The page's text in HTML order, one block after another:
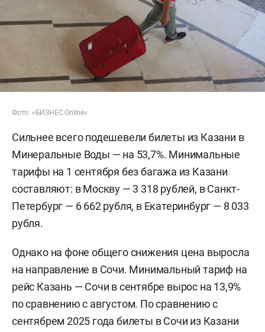
Фото: «БИЗНЕС Online»
Сильнее всего подешевели билеты из Казани в
Минеральные Воды — на 53,7%. Минимальные
тарифы на 1 сентября без багажа из Казани
составляют: в Москву — 3 318 рублей, в Санкт-
Петербург — 6 662 рубля, в Екатеринбург — 8 033
рубля.
Однако на фоне общего снижения цена выросла
на направление в Сочи. Минимальный тариф на
рейс Казань — Сочи в сентябре вырос на 13,9%
по сравнению с августом. По сравнению с
сентябрем 2025 года билеты в Сочи из Казани